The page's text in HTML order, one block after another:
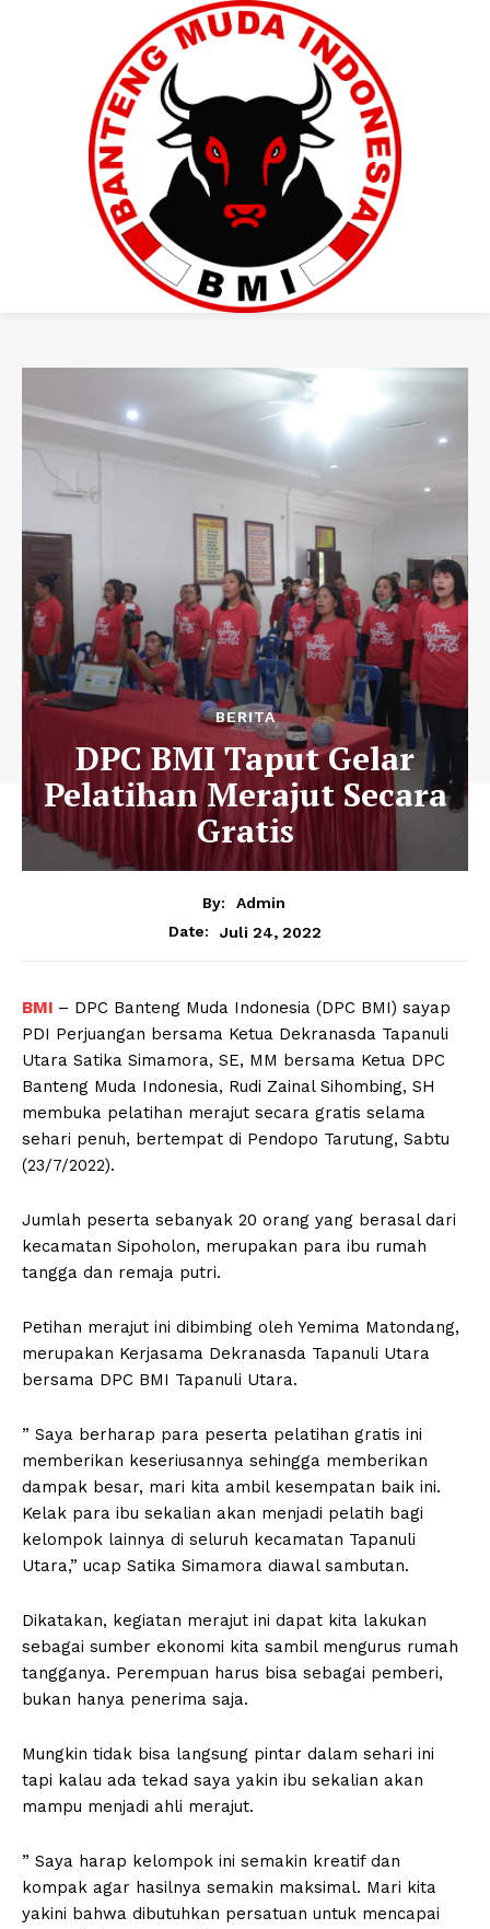
BERITA
DPC BMI Taput Gelar
Pelatihan Merajut Secara
Gratis
By:
Admin
Date:
Juli 24, 2022
BMI – DPC Banteng Muda Indonesia (DPC BMI) sayap
PDI Perjuangan bersama Ketua Dekranasda Tapanuli
Utara Satika Simamora, SE, MM bersama Ketua DPC
Banteng Muda Indonesia, Rudi Zainal Sihombing, SH
membuka pelatihan merajut secara gratis selama
sehari penuh, bertempat di Pendopo Tarutung, Sabtu
(23/7/2022).
Jumlah peserta sebanyak 20 orang yang berasal dari
kecamatan Sipoholon, merupakan para ibu rumah
tangga dan remaja putri.
Petihan merajut ini dibimbing oleh Yemima Matondang,
merupakan Kerjasama Dekranasda Tapanuli Utara
bersama DPC BMI Tapanuli Utara.
” Saya berharap para peserta pelatihan gratis ini
memberikan keseriusannya sehingga memberikan
dampak besar, mari kita ambil kesempatan baik ini.
Kelak para ibu sekalian akan menjadi pelatih bagi
kelompok lainnya di seluruh kecamatan Tapanuli
Utara,” ucap Satika Simamora diawal sambutan.
Dikatakan, kegiatan merajut ini dapat kita lakukan
sebagai sumber ekonomi kita sambil mengurus rumah
tangganya. Perempuan harus bisa sebagai pemberi,
bukan hanya penerima saja.
Mungkin tidak bisa langsung pintar dalam sehari ini
tapi kalau ada tekad saya yakin ibu sekalian akan
mampu menjadi ahli merajut.
” Saya harap kelompok ini semakin kreatif dan
kompak agar hasilnya semakin maksimal. Mari kita
yakini bahwa dibutuhkan persatuan untuk mencapai